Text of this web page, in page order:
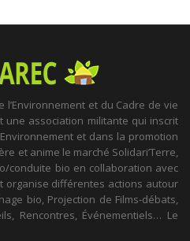
l’Environnement et du Cadre de vie
une association militante qui inscrit
et dans la promotion
et anime le marché Solidari’Terre,
conduite bio en collaboration avec
organise différentes actions autour
bio, Projection de Films-débats,
Rencontres, Événementiels… Le